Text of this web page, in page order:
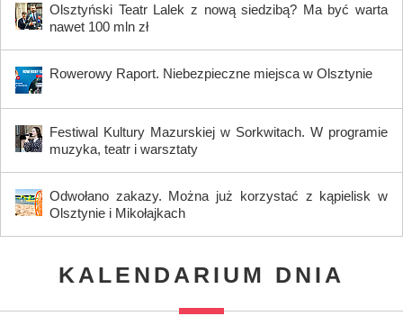
Olsztyński Teatr Lalek z nową siedzibą? Ma być warta
nawet 100 mln zł
Rowerowy Raport. Niebezpieczne miejsca w Olsztynie
Festiwal Kultury Mazurskiej w Sorkwitach. W programie
muzyka, teatr i warsztaty
Odwołano zakazy. Można już korzystać z kąpielisk w
Olsztynie i Mikołajkach
KALENDARIUM DNIA